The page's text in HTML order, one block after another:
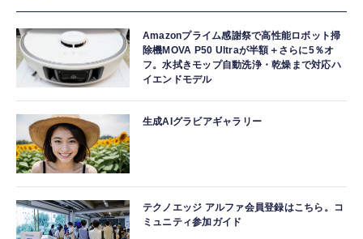
Amazonプライム感謝祭で高性能ロボット掃
除機MOVA P50 Ultraが半額＋さらに5％オ
フ。水拭きモップ自動洗浄・乾燥まで対応ハ
イエンドモデル
生成AIグラビアギャラリー
テクノエッジ アルファ会員登録はこちら。コ
ミュニティ参加ガイド